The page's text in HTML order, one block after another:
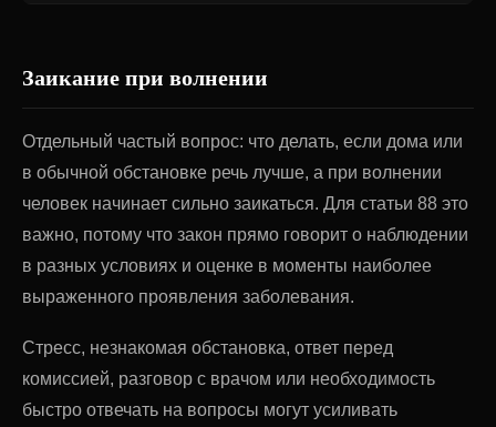
Заикание при волнении
Отдельный частый вопрос: что делать, если дома или
в обычной обстановке речь лучше, а при волнении
человек начинает сильно заикаться. Для статьи 88 это
важно, потому что закон прямо говорит о наблюдении
в разных условиях и оценке в моменты наиболее
выраженного проявления заболевания.
Стресс, незнакомая обстановка, ответ перед
комиссией, разговор с врачом или необходимость
быстро отвечать на вопросы могут усиливать